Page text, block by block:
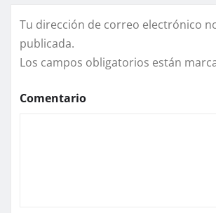
Tu dirección de correo electrónico
publicada.
Los campos obligatorios están
Comentario